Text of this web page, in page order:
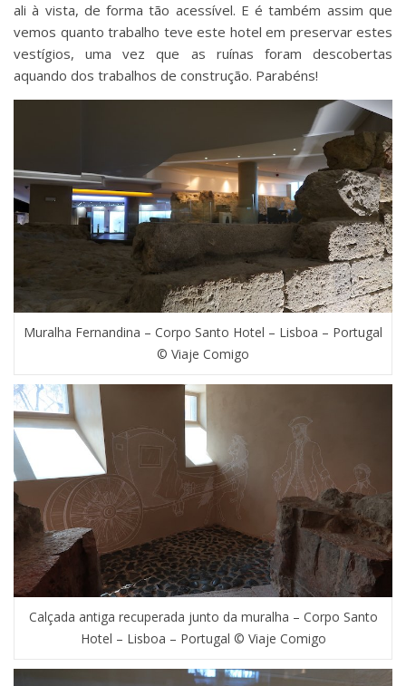
ali à vista, de forma tão acessível. E é também assim que
vemos quanto trabalho teve este hotel em preservar estes
vestígios, uma vez que as ruínas foram descobertas
aquando dos trabalhos de construção. Parabéns!
Muralha Fernandina – Corpo Santo Hotel – Lisboa – Portugal
© Viaje Comigo
Calçada antiga recuperada junto da muralha – Corpo Santo
Hotel – Lisboa – Portugal © Viaje Comigo